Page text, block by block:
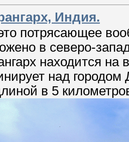
Индия.
потрясающее
в северо-
находится
над городом
в 5